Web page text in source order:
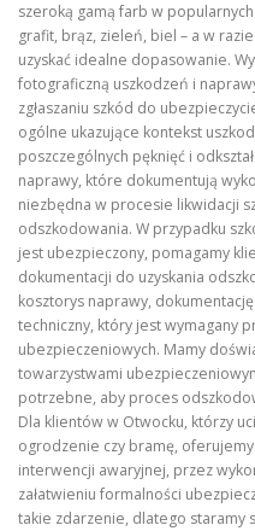
szeroką gamą farb w
grafit, brąz, zieleń, biel – a w
uzyskać idealne dopasowanie.
fotograficzną uszkodzeń i
zgłaszaniu szkód do
ogólne ukazujące kontekst
poszczególnych pęknięć i
naprawy, które dokumentują
niezbędna w procesie likwidacji
odszkodowania. W przypadku
jest ubezpieczony, pomagamy
dokumentacji do uzyskania
kosztorys naprawy,
techniczny, który jest wymagany
ubezpieczeniowych. Mamy
towarzystwami
potrzebne, aby proces
Dla klientów w Otwocku, którzy
ogrodzenie czy bramę,
interwencji awaryjnej, przez
załatwieniu formalności
takie zdarzenie, dlatego staramy